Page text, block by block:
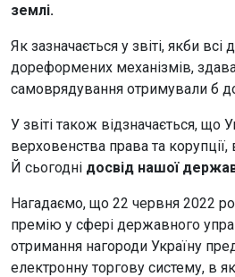
землі.
Як зазначається у звіті, якби
дореформених механізмів,
самоврядування отримували б
У звіті також відзначається, що
верховенства права та
Й сьогодні досвід нашої
Нагадаємо, що 22 червня 2022
премію у сфері державного
отримання нагороди Україну
електронну торгову систему, в